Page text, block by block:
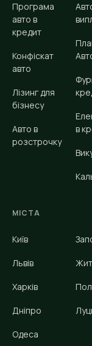
Програма
авто в
кредит
Конфіскат
авто
Лізинг для
бізнесу
Авто в
розстрочку
в
МІСТА
Київ
Львів
Харків
Дніпро
Одеса